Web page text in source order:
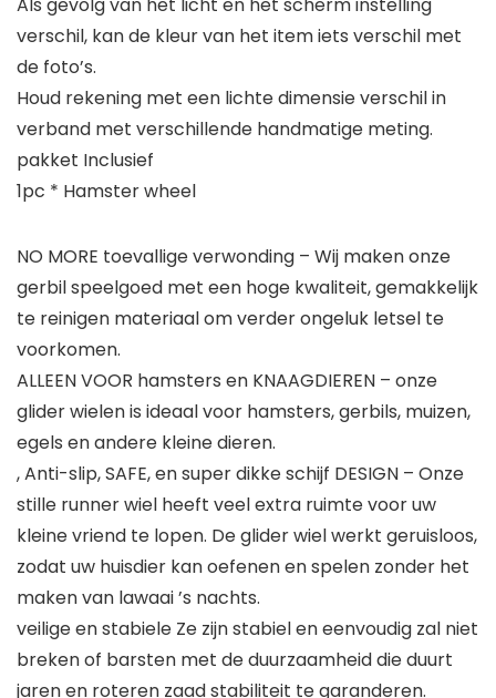
Als gevolg van het licht en het scherm instelling
verschil, kan de kleur van het item iets verschil met
de foto’s.
Houd rekening met een lichte dimensie verschil in
verband met verschillende handmatige meting.
pakket Inclusief
1pc * Hamster wheel
NO MORE toevallige verwonding – Wij maken onze
gerbil speelgoed met een hoge kwaliteit, gemakkelijk
te reinigen materiaal om verder ongeluk letsel te
voorkomen.
ALLEEN VOOR hamsters en KNAAGDIEREN – onze
glider wielen is ideaal voor hamsters, gerbils, muizen,
egels en andere kleine dieren.
, Anti-slip, SAFE, en super dikke schijf DESIGN – Onze
stille runner wiel heeft veel extra ruimte voor uw
kleine vriend te lopen. De glider wiel werkt geruisloos,
zodat uw huisdier kan oefenen en spelen zonder het
maken van lawaai ’s nachts.
veilige en stabiele Ze zijn stabiel en eenvoudig zal niet
breken of barsten met de duurzaamheid die duurt
jaren en roteren zaad stabiliteit te garanderen.